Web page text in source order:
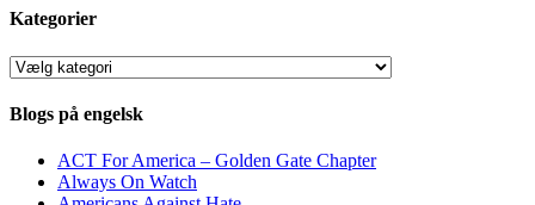
Kategorier
Kategorier
Blogs på engelsk
ACT For America – Golden Gate Chapter
Always On Watch